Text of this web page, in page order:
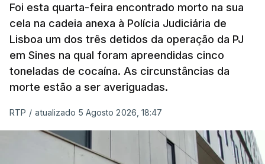
"Durante o fim de semana e nos últimos dias,
apercebamo-nos que ainda estão a ser
convocados professores para reapreciações"
disse a professora à agência Lusa."Será
praticamente impossível termos a totalidade
Segundo os docentes, o processo de reapreciação
está a enfrentar vários constrangimentos. Há
Foi esta quarta-feira encontrado morto na sua
cela na cadeia anexa à Polícia Judiciária de
Lisboa um dos três detidos da operação da PJ
em Sines na qual foram apreendidas cinco
toneladas de cocaína. As circunstâncias da
morte estão a ser averiguadas.
RTP / atualizado 5 Agosto 2026, 18:47